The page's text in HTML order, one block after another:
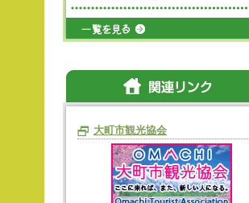
大町市観光協会